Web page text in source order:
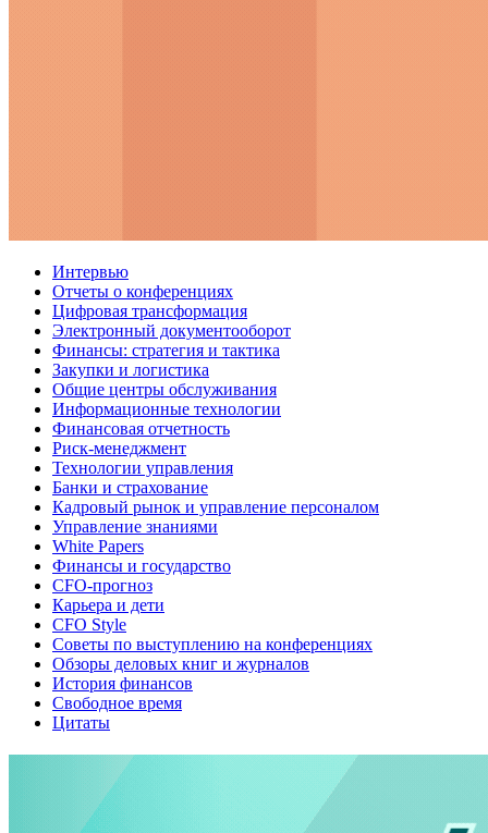
Интервью
Отчеты о конференциях
Цифровая трансформация
Электронный документооборот
Финансы: стратегия и тактика
Закупки и логистика
Общие центры обслуживания
Информационные технологии
Финансовая отчетность
Риск-менеджмент
Технологии управления
Банки и страхование
Кадровый рынок и управление персоналом
Управление знаниями
White Papers
Финансы и государство
CFO-прогноз
Карьера и дети
CFO Style
Советы по выступлению на конференциях
Обзоры деловых книг и журналов
История финансов
Свободное время
Цитаты